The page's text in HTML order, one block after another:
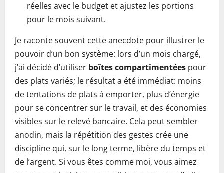
réelles avec le budget et ajustez les portions
pour le mois suivant.
Je raconte souvent cette anecdote pour illustrer le
pouvoir d’un bon système: lors d’un mois chargé,
j’ai décidé d’utiliser boîtes compartimentées pour
des plats variés; le résultat a été immédiat: moins
de tentations de plats à emporter, plus d’énergie
pour se concentrer sur le travail, et des économies
visibles sur le relevé bancaire. Cela peut sembler
anodin, mais la répétition des gestes crée une
discipline qui, sur le long terme, libère du temps et
de l’argent. Si vous êtes comme moi, vous aimez